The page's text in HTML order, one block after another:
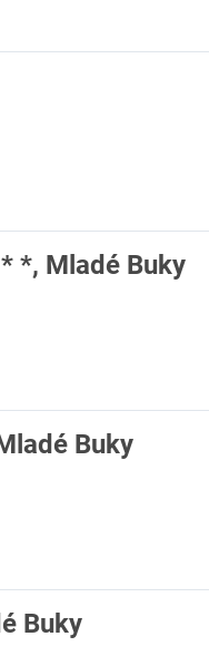
*, Mladé Buky
Buky
Buky